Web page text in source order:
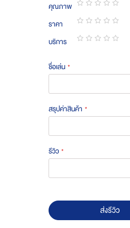
คุณภาพ
1
star
2
stars
3
stars
4
stars
5
stars
ราคา
1
star
2
stars
3
stars
4
stars
5
stars
บริการ
ชื่อเล่น
สรุปค่าสินค้า
รีวิว
ส่งรีวิว